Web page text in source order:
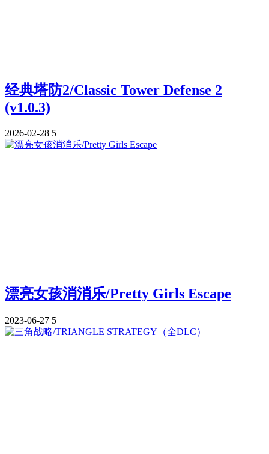
经典塔防2/Classic Tower Defense 2
(v1.0.3)
2026-02-28 5
漂亮女孩消消乐/Pretty Girls Escape
2023-06-27 5